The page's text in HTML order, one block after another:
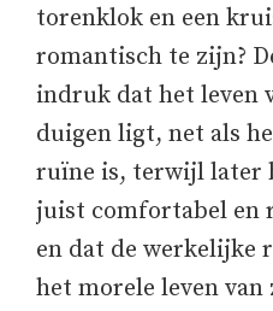
torenklok en een
romantisch te zijn?
indruk dat het leven
duigen ligt, net als
ruïne is, terwijl later
juist comfortabel en
en dat de werkelijke
het morele leven van